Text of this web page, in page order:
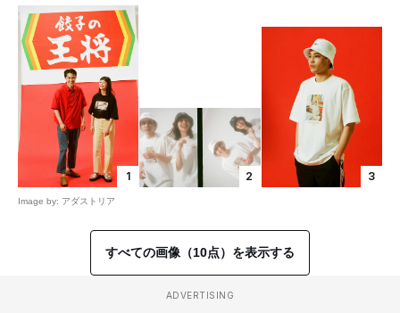
1
Image by: アダストリア
2 3
すべての画像（10点）を表示する
ADVERTISING